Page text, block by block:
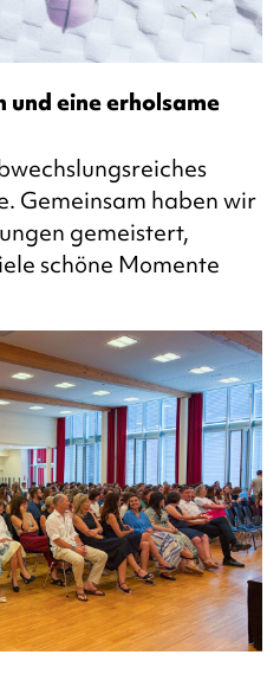
und eine erholsame
Gemeinsam haben wir
gemeistert,
schöne Momente